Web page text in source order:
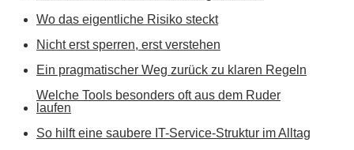
Wo das eigentliche Risiko steckt
Nicht erst sperren, erst verstehen
Ein pragmatischer Weg zurück zu klaren Regeln
Welche Tools besonders oft aus dem Ruder
laufen
So hilft eine saubere IT-Service-Struktur im Alltag